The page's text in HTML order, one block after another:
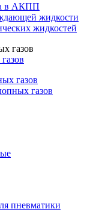
в АКПП
жидкости
жидкостей
газов
газов
пневматики